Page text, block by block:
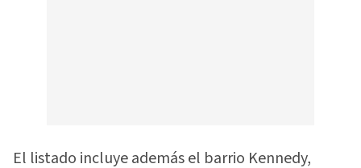
El listado incluye además el barrio Kennedy,